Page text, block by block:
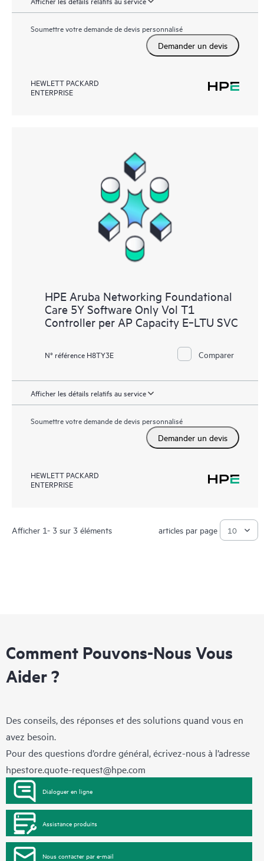
Soumettre votre demande de devis personnalisé
Demander un devis
HEWLETT PACKARD
ENTERPRISE
HPE Aruba Networking Foundational
Care 5Y Software Only Vol T1
Controller per AP Capacity E‑LTU SVC
N° référence H8TY3E Comparer
Afficher les détails relatifs au service
Soumettre votre demande de devis personnalisé
Demander un devis
HEWLETT PACKARD
ENTERPRISE
Afficher 1- 3 sur 3 éléments articles par page
Comment Pouvons-Nous Vous
Aider ?
Des conseils, des réponses et des solutions quand vous en
avez besoin.
Pour des questions d’ordre général, écrivez-nous à l’adresse
hpestore.quote-request@hpe.com
Dialoguer en ligne
Assistance produits
Nous contacter par e-mail